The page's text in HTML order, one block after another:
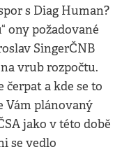
s Diag Human?
ony požadované
SingerČNB
vrub rozpočtu.
čerpat a kde se to
Vám plánovaný
jako v této době
se vedlo